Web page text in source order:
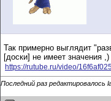
Так примерно выглядит
[доски] не имеет значения ,)
https://rutube.ru/video/
Последний раз редактировалось